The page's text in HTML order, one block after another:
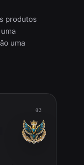
produtos
uma
03